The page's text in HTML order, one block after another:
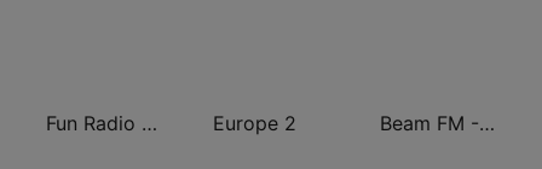
Fun Radio FRANCE Europe 2 Beam FM - Adult Hits